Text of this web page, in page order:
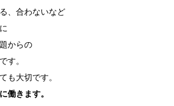
、合わないなど
からの
す。
も大切です。
働きます。